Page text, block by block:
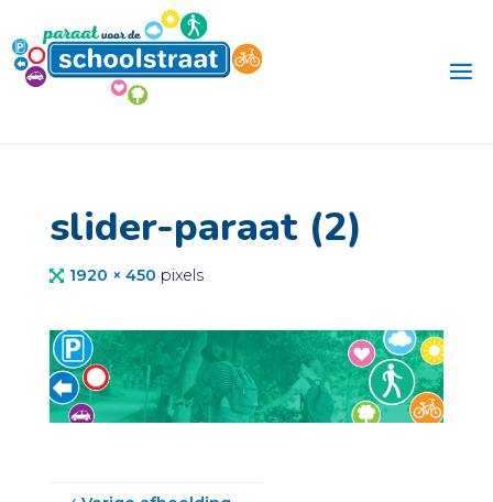
naar
de
slider-paraat (2)
Volledige
1920 × 450 pixels